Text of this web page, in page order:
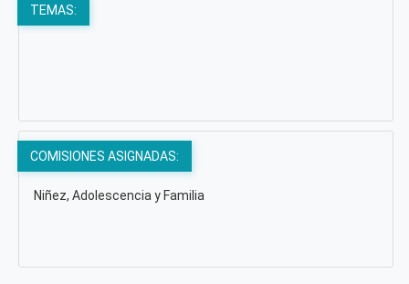
TEMAS:
COMISIONES ASIGNADAS:
Niñez, Adolescencia y Familia